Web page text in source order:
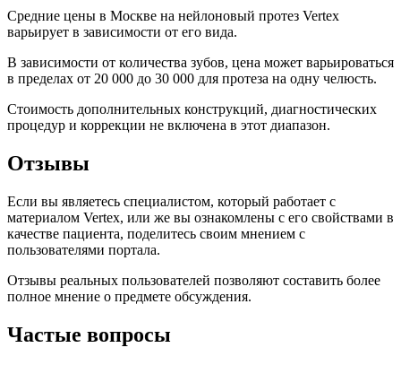
Средние цены в Москве на нейлоновый протез Vertex
варьирует в зависимости от его вида.
В зависимости от количества зубов, цена может варьироваться
в пределах от 20 000 до 30 000 для протеза на одну челюсть.
Стоимость дополнительных конструкций, диагностических
процедур и коррекции не включена в этот диапазон.
Отзывы
Если вы являетесь специалистом, который работает с
материалом Vertex, или же вы ознакомлены с его свойствами в
качестве пациента, поделитесь своим мнением с
пользователями портала.
Отзывы реальных пользователей позволяют составить более
полное мнение о предмете обсуждения.
Частые вопросы